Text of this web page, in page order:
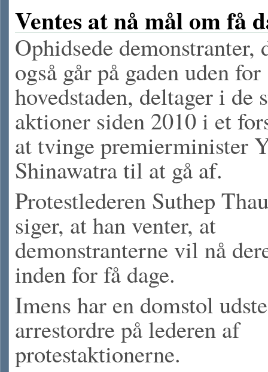
Ventes at nå mål om få
Ophidsede demonstranter,
også går på gaden uden for
hovedstaden, deltager i de
aktioner siden 2010 i et
at tvinge premierminister
Shinawatra til at gå af.
Protestlederen Suthep
siger, at han venter, at
demonstranterne vil nå
inden for få dage.
Imens har en domstol
arrestordre på lederen af
protestaktionerne.